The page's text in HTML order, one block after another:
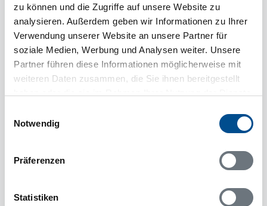
zu können und die Zugriffe auf unsere Website zu
analysieren. Außerdem geben wir Informationen zu Ihrer
Verwendung unserer Website an unsere Partner für
soziale Medien, Werbung und Analysen weiter. Unsere
Partner führen diese Informationen möglicherweise mit
weiteren Daten zusammen, die Sie ihnen bereitgestellt
Notwendig
Präferenzen
Statistiken
pro Woche ab
2 Haustiere
1,5 km zum Wasser